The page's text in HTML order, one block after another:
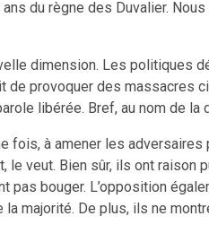
du règne des Duvalier.
dimension. Les
de provoquer des
libérée. Bref, au nom de la
fois, à amener les
veut. Bien sûr, ils ont
bouger. L’opposition
majorité. De plus, ils ne